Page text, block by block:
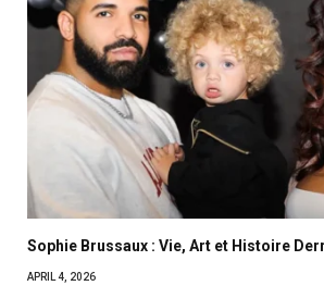
Sophie Brussaux : Vie, Art et Histoire
APRIL 4, 2026